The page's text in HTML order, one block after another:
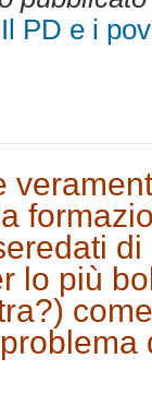
Il PD e i
lo più